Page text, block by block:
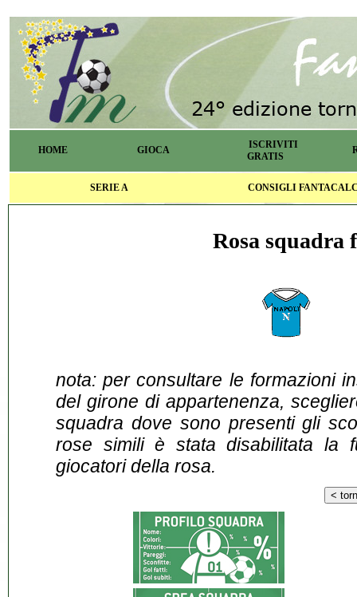
HOME GIOCA
ISCRIVITI
GRATIS
SERIE A CONSIGLI
Rosa squadra
nota: per consultare le formazioni
del girone di appartenenza,
squadra dove sono presenti gli
rose simili è stata disabilitata la
giocatori della rosa.